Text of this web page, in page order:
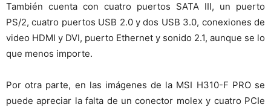
También cuenta con cuatro puertos SATA III, un puerto
PS/2, cuatro puertos USB 2.0 y dos USB 3.0, conexiones de
video HDMI y DVI, puerto Ethernet y sonido 2.1, aunque se lo
que menos importe.
Por otra parte, en las imágenes de la MSI H310-F PRO se
puede apreciar la falta de un conector molex y cuatro PCIe